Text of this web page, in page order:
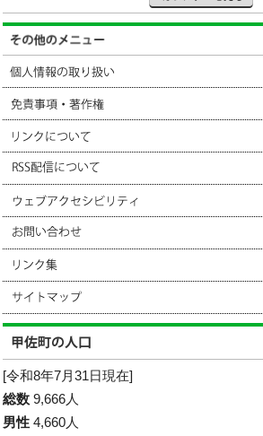
[令和8年7月31日現在]
総数 9,666人
男性 4,660人